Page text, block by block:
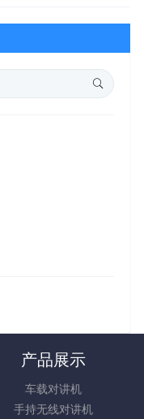
产品展示
车载对讲机
手持无线对讲机